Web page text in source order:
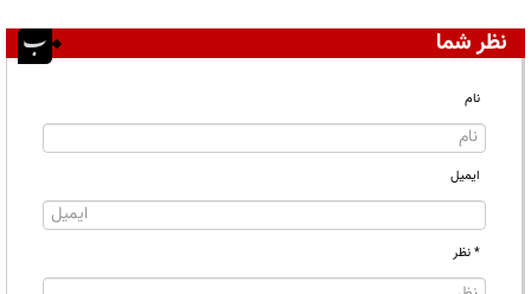
نظر شما
نام
ایمیل
* نظر